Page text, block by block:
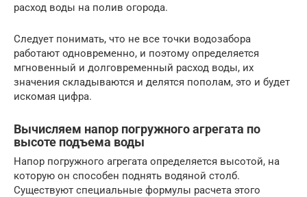
расход воды на полив огорода.
Следует понимать, что не все точки водозабора
работают одновременно, и поэтому определяется
мгновенный и долговременный расход воды, их
значения складываются и делятся пополам, это и будет
искомая цифра.
Вычисляем напор погружного агрегата по
высоте подъема воды
Напор погружного агрегата определяется высотой, на
которую он способен поднять водяной столб.
Существуют специальные формулы расчета этого